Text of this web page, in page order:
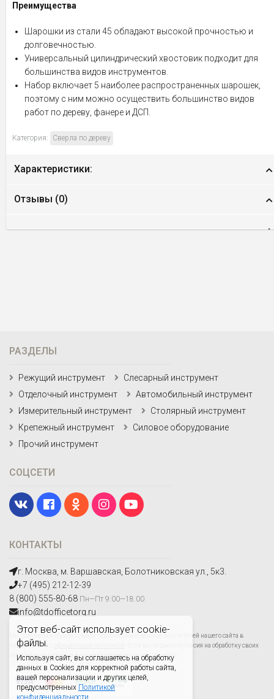
Этот веб-сайт использует cookie-
файлы.
Используя сайт, вы соглашаетесь на обработку
данных в Cookies для корректной работы сайта,
вашей персонализации и других целей,
предусмотренных Политикой
конфиденциальности.
Преимущества
Шарошки из стали 45 обладают высокой прочностью и
долговечностью.
Универсальный цилиндрический хвостовик подходит для
большинства видов инструментов.
Набор включает 5 наиболее распространенных шарошек,
поэтому с ним можно осуществить большинство видов
работ по дереву, фанере и ДСП.
Категория: Сверла по дереву
Характеристики:
Отзывы (0)
КОНТАКТЫ
г. Москва, м. Варшавская, Болотниковская ул., 5к3.
+7 (495) 212-12-39
8 (800) 555-80-68 Пн—Пт 9:00—18:00
info@tdofficetorg.ru
Мы получаем и обрабатываем персональные данные посетителей нашего сайта в
соответствии с
. Если вы не даете согласия на обработку своих
персональных данных,вам необходимо покинуть наш сайт.
РАЗДЕЛЫ
Режущий инструмент
Слесарный инструмент
Отделочный инструмент
Автомобильный инструмент
Измерительный инструмент
Столярный инструмент
Крепежный инструмент
Силовое оборудование
Прочий инструмент
СОЦСЕТИ